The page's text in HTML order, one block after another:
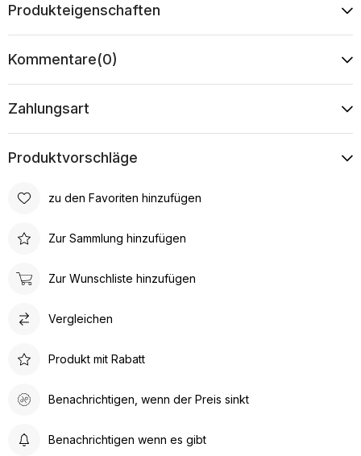
Produkteigenschaften
Kommentare(0)
Zahlungsart
Produktvorschläge
zu den Favoriten hinzufügen
Zur Sammlung hinzufügen
Zur Wunschliste hinzufügen
Vergleichen
Produkt mit Rabatt
Benachrichtigen, wenn der Preis sinkt
Benachrichtigen wenn es gibt